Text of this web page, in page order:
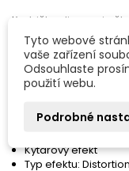
Krabička disponuje
výstupní hlasitosti a
potenciometry určují
přidáváte/ubíráte
středových
produkce Boss, i MT-
napájení slouží 9V
Kytarový efekt
Typ efektu: Distortion
Tyto webové
vaše zařízení
Odsouhlaste
použití webu.
Podrobné